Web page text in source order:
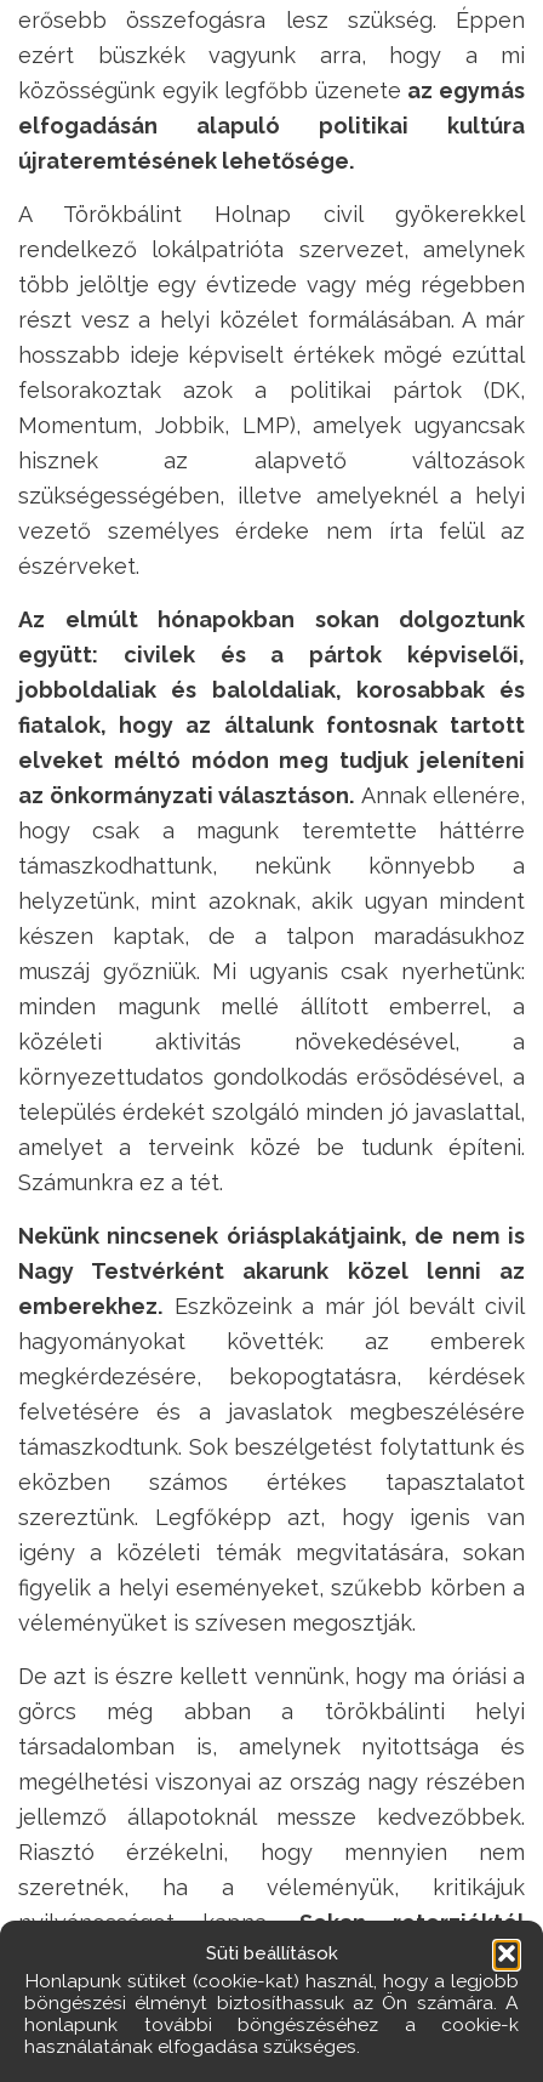
Süti beállítások
Honlapunk sütiket (cookie-kat) használ, hogy a legjobb
böngészési élményt biztosíthassuk az Ön számára. A
honlapunk további böngészéséhez a cookie-k
használatának elfogadása szükséges.
erősebb összefogásra lesz szükség. Éppen
ezért büszkék vagyunk arra, hogy a mi
közösségünk egyik legfőbb üzenete az egymás
elfogadásán alapuló politikai kultúra
újrateremtésének lehetősége.
A Törökbálint Holnap civil gyökerekkel
rendelkező lokálpatrióta szervezet, amelynek
több jelöltje egy évtizede vagy még régebben
részt vesz a helyi közélet formálásában. A már
hosszabb ideje képviselt értékek mögé ezúttal
felsorakoztak azok a politikai pártok (DK,
Momentum, Jobbik, LMP), amelyek ugyancsak
hisznek az alapvető változások
szükségességében, illetve amelyeknél a helyi
vezető személyes érdeke nem írta felül az
észérveket.
Az elmúlt hónapokban sokan dolgoztunk
együtt: civilek és a pártok képviselői,
jobboldaliak és baloldaliak, korosabbak és
fiatalok, hogy az általunk fontosnak tartott
elveket méltó módon meg tudjuk jeleníteni
az önkormányzati választáson. Annak ellenére,
hogy csak a magunk teremtette háttérre
támaszkodhattunk, nekünk könnyebb a
helyzetünk, mint azoknak, akik ugyan mindent
készen kaptak, de a talpon maradásukhoz
muszáj győzniük. Mi ugyanis csak nyerhetünk:
minden magunk mellé állított emberrel, a
közéleti aktivitás növekedésével, a
környezettudatos gondolkodás erősödésével, a
település érdekét szolgáló minden jó javaslattal,
amelyet a terveink közé be tudunk építeni.
Számunkra ez a tét.
Nekünk nincsenek óriásplakátjaink, de nem is
Nagy Testvérként akarunk közel lenni az
emberekhez. Eszközeink a már jól bevált civil
hagyományokat követték: az emberek
megkérdezésére, bekopogtatásra, kérdések
felvetésére és a javaslatok megbeszélésére
támaszkodtunk. Sok beszélgetést folytattunk és
eközben számos értékes tapasztalatot
szereztünk. Legfőképp azt, hogy igenis van
igény a közéleti témák megvitatására, sokan
figyelik a helyi eseményeket, szűkebb körben a
véleményüket is szívesen megosztják.
De azt is észre kellett vennünk, hogy ma óriási a
görcs még abban a törökbálinti helyi
társadalomban is, amelynek nyitottsága és
megélhetési viszonyai az ország nagy részében
jellemző állapotoknál messze kedvezőbbek.
Riasztó érzékelni, hogy mennyien nem
szeretnék, ha a véleményük, kritikájuk
nyilvánosságot kapna.Sokan retorzióktól
A közszféra dolgozóin ilyen mértékű
nyomás utoljára harmincöt éve volt. Tényleg
ilyen jövőt szánunk magunknak?